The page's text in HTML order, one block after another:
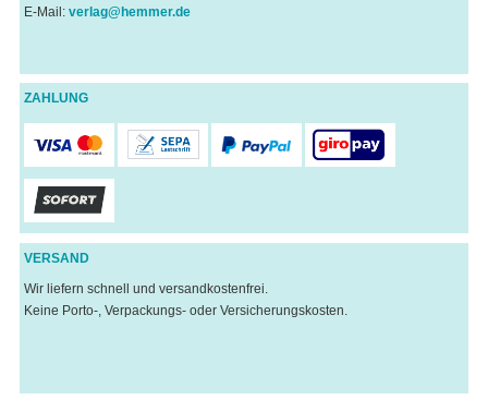
E-Mail: verlag@hemmer.de
ZAHLUNG
VERSAND
Wir liefern schnell und versandkostenfrei.
Keine Porto-, Verpackungs- oder Versicherungskosten.